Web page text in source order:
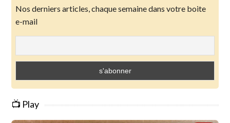
Nos derniers articles, chaque semaine dans votre boite
e-mail
📺 Play